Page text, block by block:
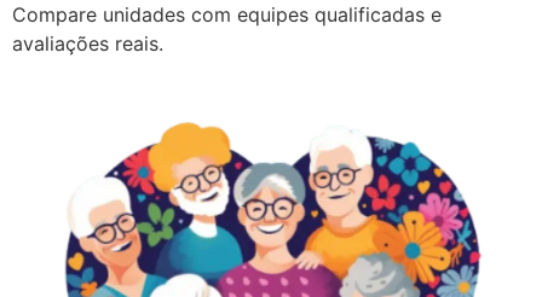
Compare unidades com equipes qualificadas e
avaliações reais.